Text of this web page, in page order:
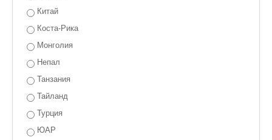
Китай
Коста-Рика
Монголия
Непал
Танзания
Тайланд
Турция
ЮАР